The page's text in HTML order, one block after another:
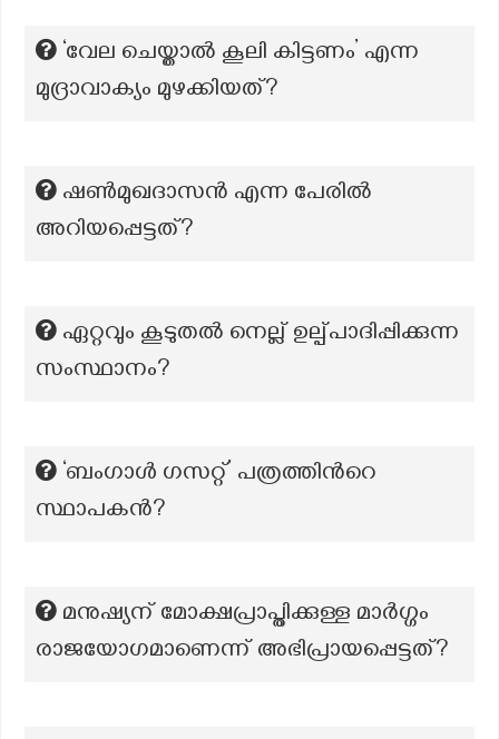
‘വേല ചെയ്താൽ കൂലി കിട്ടണം’ എന്ന
മുദ്രാവാക്യം മുഴക്കിയത്?
ഷൺമുഖദാസൻ എന്ന പേരിൽ
അറിയപ്പെട്ടത്?
ഏറ്റവും കൂടുതല്‍ നെല്ല് ഉല്പ്പാദിപ്പിക്കുന്ന
സംസ്ഥാനം?
‘ബംഗാൾ ഗസറ്റ്’ പത്രത്തിന്‍റെ
സ്ഥാപകന്‍?
മനുഷ്യന് മോക്ഷപ്രാപ്തിക്കുള്ള മാര്‍ഗ്ഗം
രാജയോഗമാണെന്ന് അഭിപ്രായപ്പെട്ടത്?